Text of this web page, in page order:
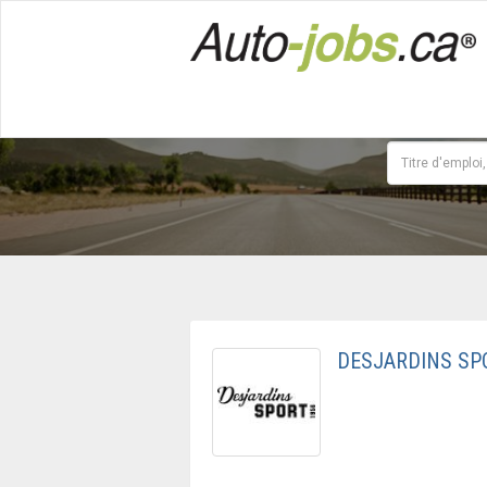
DESJARDINS